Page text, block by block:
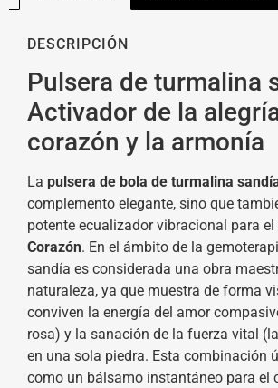
DESCRIPCIÓN
Pulsera de turmalina
Activador de la
corazón y la armonía
La pulsera de bola de turmalina
complemento elegante, sino que
potente ecualizador vibracional para el
Corazón. En el ámbito de la
sandía es considerada una obra
naturaleza, ya que muestra de forma
conviven la energía del amor
rosa) y la sanación de la fuerza vital
en una sola piedra. Esta combinación
como un bálsamo instantáneo para el